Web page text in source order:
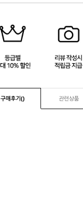
구매후기() 관련상품